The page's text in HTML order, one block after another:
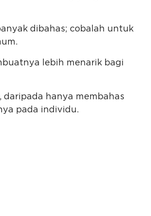
dibahas; cobalah untuk
lebih menarik bagi
hanya membahas
pada individu.